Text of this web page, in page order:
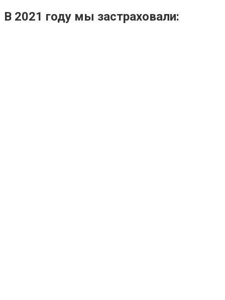
В 2021 году мы застраховали: